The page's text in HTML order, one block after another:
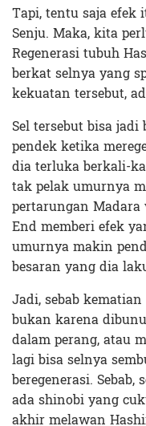
Tapi, tentu saja
Senju. Maka, kita
Regenerasi tubuh
berkat selnya yang
kekuatan tersebut,
Sel tersebut bisa
pendek ketika
dia terluka berkali-
tak pelak umurnya
pertarungan
End memberi efek
umurnya makin
besaran yang dia
Jadi, sebab
bukan karena
dalam perang, atau
lagi bisa selnya
beregenerasi.
ada shinobi yang
akhir melawan